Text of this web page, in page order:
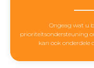
Ongeag wat u
prioriteitsondersteuning
kan ook onderdele